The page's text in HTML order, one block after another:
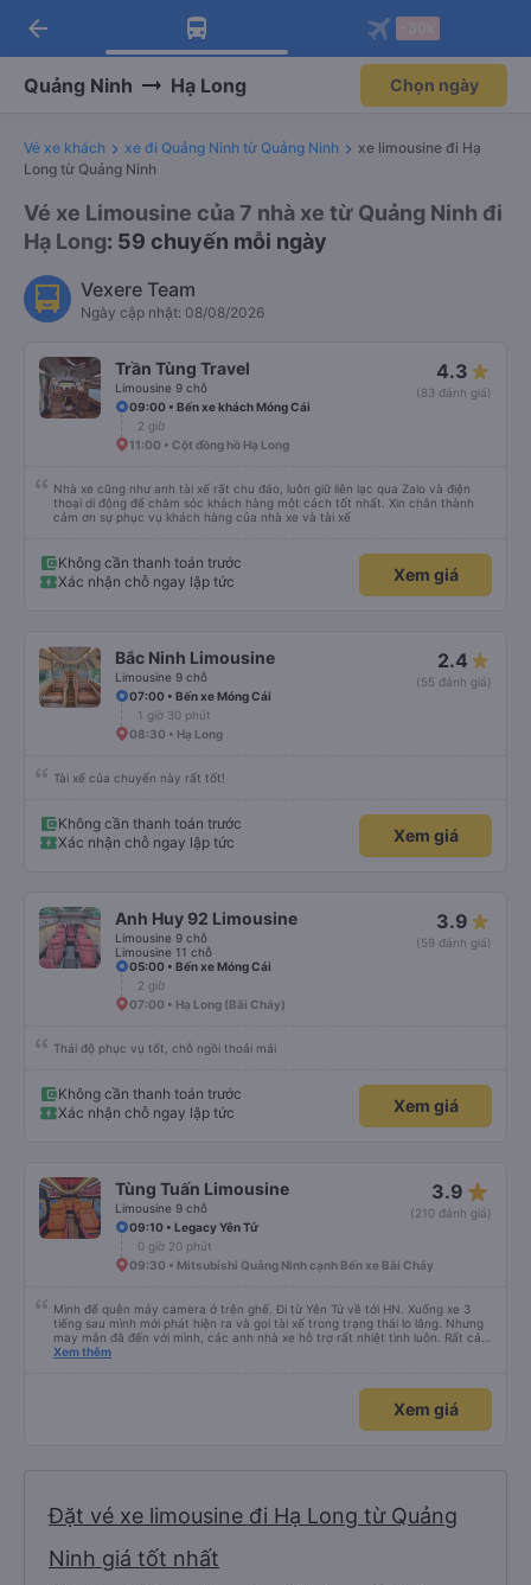
Tải app Vexere ngay!
Nhận ưu đãi thành viên độc
Mở app
Tải app Vexere
-30k/ghế khi đặt vé máy bay qua
Mở app
arrow_back
Quảng Ninh Hạ Long Chọn ngày
Vé xe khách xe đi Quảng Ninh từ Quảng Ninh
xe limousine đi Hạ
Long từ Quảng Ninh
Vé xe Limousine của 7 nhà xe từ Quảng Ninh đi
Hạ Long: 59 chuyến mỗi ngày
Vexere Team
Ngày cập nhật: 08/08/2026
Trần Tùng Travel
Limousine 9 chỗ
4.3
(83 đánh giá)
09:00 • Bến xe khách Móng Cái
2 giờ
11:00 • Cột đồng hồ Hạ Long
Nhà xe cũng như anh tài xế rất chu đáo, luôn giữ liên lạc qua Zalo và điện
thoại di động để chăm sóc khách hàng một cách tốt nhất. Xin chân thành
cảm ơn sự phục vụ khách hàng của nhà xe và tài xế
Không cần thanh toán trước
Xác nhận chỗ ngay lập tức
Xem giá
Bắc Ninh Limousine
Limousine 9 chỗ
2.4
(55 đánh giá)
07:00 • Bến xe Móng Cái
1 giờ 30 phút
08:30 • Hạ Long
Tài xế của chuyến này rất tốt!
Không cần thanh toán trước
Xác nhận chỗ ngay lập tức
Xem giá
Anh Huy 92 Limousine
Limousine 9 chỗ
Limousine 11 chỗ
3.9
(59 đánh giá)
05:00 • Bến xe Móng Cái
2 giờ
07:00 • Hạ Long (Bãi Cháy)
Thái độ phục vụ tốt, chỗ ngồi thoải mái
Không cần thanh toán trước
Xác nhận chỗ ngay lập tức
Xem giá
Tùng Tuấn Limousine
Limousine 9 chỗ
3.9 star_rate
(210 đánh giá)
09:10 • Legacy Yên Tử
0 giờ 20 phút
09:30 • Mitsubishi Quảng Ninh cạnh Bến xe Bãi Cháy
Mình để quên máy camera ở trên ghế. Đi từ Yên Tử về tới HN. Xuống xe 3
tiếng sau mình mới phát hiện ra và gọi tài xế trong trạng thái lo lắng. Nhưng
may mắn đã đến với mình, các anh nhà xe hỗ trợ rất nhiệt tình luôn. Rất cảm
ơn và chúc các anh nhà xe Tùng Tuấn sức khoẻ, vạn dặm bình an ạ!
Xem thêm
Xem giá
Đặt vé xe limousine đi Hạ Long từ Quảng
Ninh giá tốt nhất